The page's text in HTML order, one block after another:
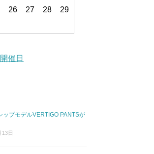
26 27 28
29
催日
ップモデルVERTIGO PANTSが
13日